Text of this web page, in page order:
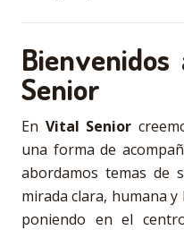
Senior
En Vital Senior
una forma de
abordamos temas de
mirada clara, humana y
poniendo en el